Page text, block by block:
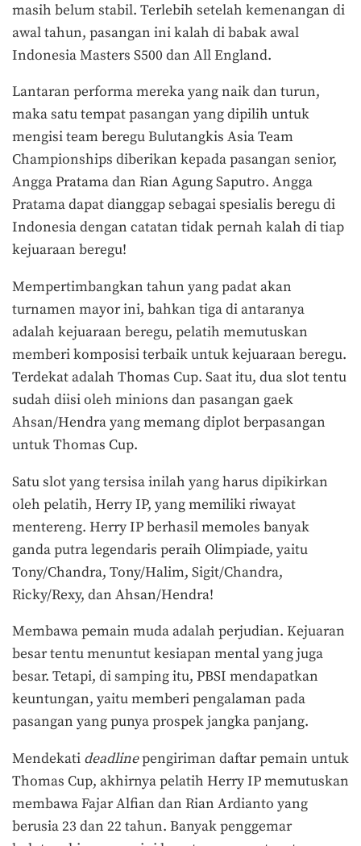
masih belum stabil. Terlebih setelah kemenangan di
awal tahun, pasangan ini kalah di babak awal
Indonesia Masters S500 dan All England.
Lantaran performa mereka yang naik dan turun,
maka satu tempat pasangan yang dipilih untuk
mengisi team beregu Bulutangkis Asia Team
Championships diberikan kepada pasangan senior,
Angga Pratama dan Rian Agung Saputro. Angga
Pratama dapat dianggap sebagai spesialis beregu di
Indonesia dengan catatan tidak pernah kalah di tiap
kejuaraan beregu!
Mempertimbangkan tahun yang padat akan
turnamen mayor ini, bahkan tiga di antaranya
adalah kejuaraan beregu, pelatih memutuskan
memberi komposisi terbaik untuk kejuaraan beregu.
Terdekat adalah Thomas Cup. Saat itu, dua slot tentu
sudah diisi oleh minions dan pasangan gaek
Ahsan/Hendra yang memang diplot berpasangan
untuk Thomas Cup.
Satu slot yang tersisa inilah yang harus dipikirkan
oleh pelatih, Herry IP, yang memiliki riwayat
mentereng. Herry IP berhasil memoles banyak
ganda putra legendaris peraih Olimpiade, yaitu
Tony/Chandra, Tony/Halim, Sigit/Chandra,
Ricky/Rexy, dan Ahsan/Hendra!
Membawa pemain muda adalah perjudian. Kejuaran
besar tentu menuntut kesiapan mental yang juga
besar. Tetapi, di samping itu, PBSI mendapatkan
keuntungan, yaitu memberi pengalaman pada
pasangan yang punya prospek jangka panjang.
Mendekati deadlinepengiriman daftar pemain untuk
Thomas Cup, akhirnya pelatih Herry IP memutuskan
membawa Fajar Alfian dan Rian Ardianto yang
berusia 23 dan 22 tahun. Banyak penggemar